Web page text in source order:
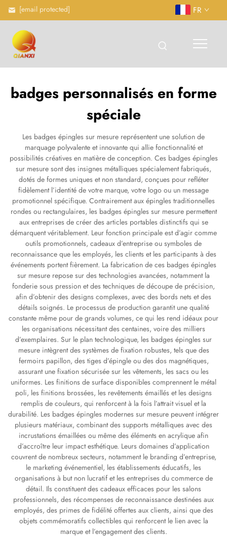
[email protected] FR
badges personnalisés en forme
spéciale
Les badges épingles sur mesure représentent une solution de
marquage polyvalente et innovante qui allie fonctionnalité et
possibilités créatives en matière de conception. Ces badges épingles
sur mesure sont des insignes métalliques spécialement fabriqués,
dotés de formes uniques et non standard, conçues pour refléter
fidèlement l’identité de votre marque, votre logo ou un message
promotionnel spécifique. Contrairement aux épingles traditionnelles
rondes ou rectangulaires, les badges épingles sur mesure permettent
aux entreprises de créer des articles portables distinctifs qui se
démarquent véritablement. Leur fonction principale est d’agir comme
outils promotionnels, cadeaux d’entreprise ou symboles de
reconnaissance que les employés, les clients et les participants à des
événements portent fièrement. La fabrication de ces badges épingles
sur mesure repose sur des technologies avancées, notamment la
fonderie sous pression et des techniques de découpe de précision,
afin d’obtenir des designs complexes, avec des bords nets et des
détails soignés. Le processus de production garantit une qualité
constante même pour de grands volumes, ce qui les rend idéaux pour
les organisations nécessitant des centaines, voire des milliers
d’exemplaires. Sur le plan technologique, les badges épingles sur
mesure intègrent des systèmes de fixation robustes, tels que des
fermoirs papillon, des tiges d’épingle ou des dos magnétiques,
assurant une fixation sécurisée sur les vêtements, les sacs ou les
uniformes. Les finitions de surface disponibles comprennent le métal
poli, les finitions brossées, les revêtements émaillés et les designs
remplis de couleurs, qui renforcent à la fois l’attrait visuel et la
durabilité. Les badges épingles modernes sur mesure peuvent intégrer
plusieurs matériaux, combinant des supports métalliques avec des
incrustations émaillées ou même des éléments en acrylique afin
d’accroître leur impact esthétique. Leurs domaines d’application
couvrent de nombreux secteurs, notamment le branding d’entreprise,
le marketing événementiel, les établissements éducatifs, les
organisations à but non lucratif et les entreprises du commerce de
détail. Ils constituent des cadeaux efficaces pour les salons
professionnels, des récompenses de reconnaissance destinées aux
employés, des primes de fidélité offertes aux clients, ainsi que des
objets commémoratifs collectibles qui renforcent le lien avec la
marque et l’engagement des clients.